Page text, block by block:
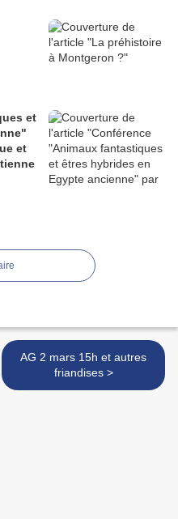
et
et
AG 2 mars 15h et autres
friandises >